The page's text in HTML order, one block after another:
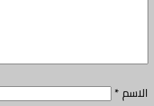
الاسم*